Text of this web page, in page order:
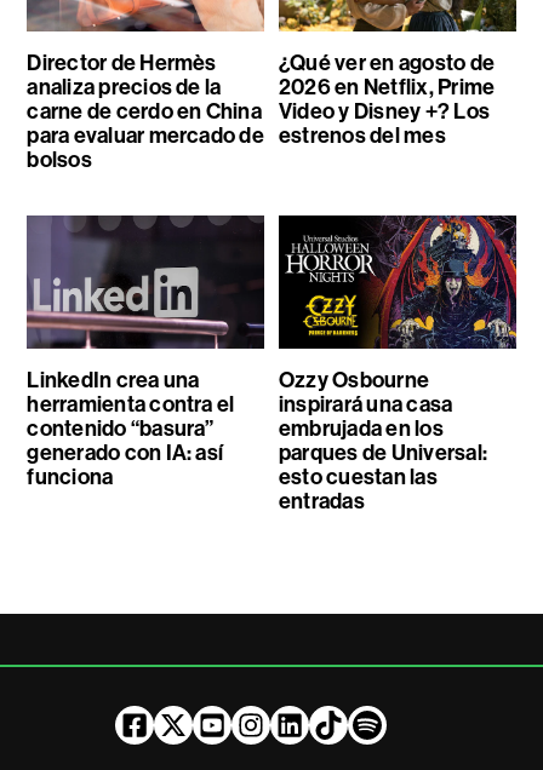
Director de Hermès
analiza precios de la
carne de cerdo en China
para evaluar mercado de
bolsos
¿Qué ver en agosto de
2026 en Netflix, Prime
Video y Disney +? Los
estrenos del mes
LinkedIn crea una
herramienta contra el
contenido “basura”
generado con IA: así
funciona
Ozzy Osbourne
inspirará una casa
embrujada en los
parques de Universal:
esto cuestan las
entradas